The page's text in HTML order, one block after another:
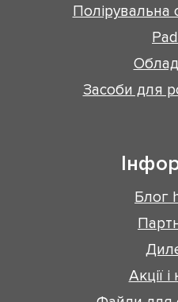
Полірувальна
Засоби для
Блог
Акції